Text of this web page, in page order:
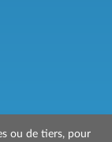
ou de tiers, pour